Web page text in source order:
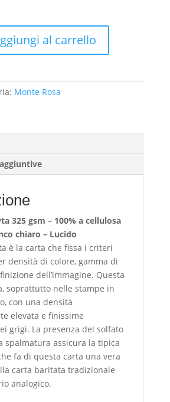
al carrello
Monte Rosa
325 gsm – 100% a cellulosa
chiaro – Lucido
è la carta che fissa i criteri
densità di colore, gamma di
dell’immagine. Questa
soprattutto nelle stampe in
con una densità
elevata e finissime
grigi. La presenza del solfato
spalmatura assicura la tipica
fa di questa carta una vera
carta baritata tradizionale
analogico.